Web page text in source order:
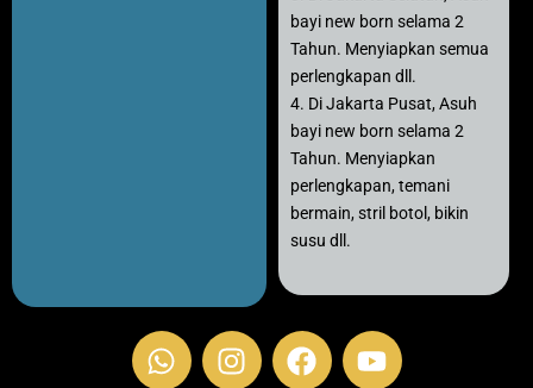
bayi new born selama 2
Tahun. Menyiapkan semua
perlengkapan dll.
4. Di Jakarta Pusat, Asuh
bayi new born selama 2
Tahun. Menyiapkan
perlengkapan, temani
bermain, stril botol, bikin
susu dll.
W
h
I
n
F
a
Y
o